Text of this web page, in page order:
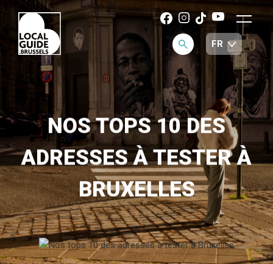
NOS TOPS 10 DES
ADRESSES À TESTER À
BRUXELLES